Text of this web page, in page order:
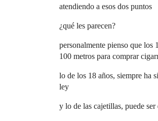
atendiendo a esos dos puntos
¿qué les parecen?
personalmente pienso que los
100 metros para comprar
lo de los 18 años, siempre ha
ley
y lo de las cajetillas, puede